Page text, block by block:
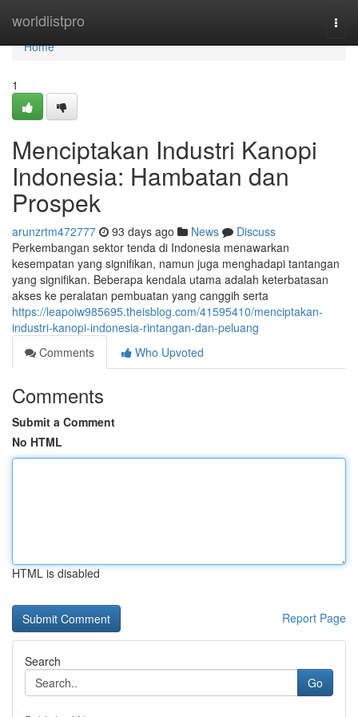
worldlistpro
Home
Home
1
Menciptakan Industri Kanopi
Indonesia: Hambatan dan
Prospek
arunzrtm472777 93 days ago News
Discuss
Perkembangan sektor tenda di Indonesia menawarkan
kesempatan yang signifikan, namun juga menghadapi tantangan
yang signifikan. Beberapa kendala utama adalah keterbatasan
akses ke peralatan pembuatan yang canggih serta
https://leapoiw985695.theisblog.com/41595410/menciptakan-
industri-kanopi-indonesia-rintangan-dan-peluang
Comments
Who Upvoted
Comments
Submit a Comment
No HTML
HTML is disabled
Report Page
Search
Go